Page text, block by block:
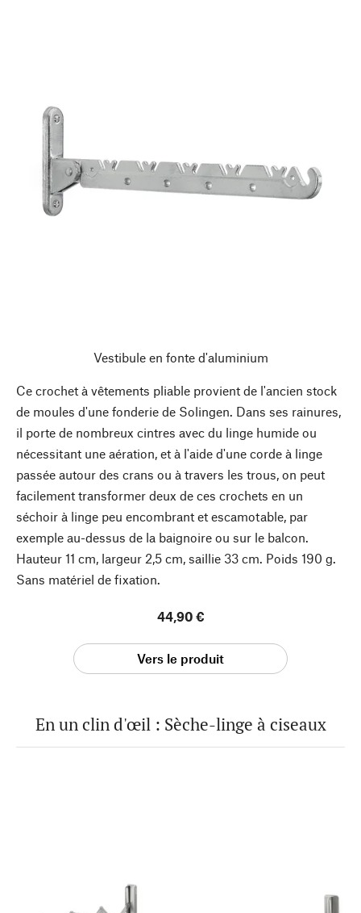
Vestibule en fonte d'aluminium
Ce crochet à vêtements pliable provient de l'ancien stock
de moules d'une fonderie de Solingen. Dans ses rainures,
il porte de nombreux cintres avec du linge humide ou
nécessitant une aération, et à l'aide d'une corde à linge
passée autour des crans ou à travers les trous, on peut
facilement transformer deux de ces crochets en un
séchoir à linge peu encombrant et escamotable, par
exemple au-dessus de la baignoire ou sur le balcon.
Hauteur 11 cm, largeur 2,5 cm, saillie 33 cm. Poids 190 g.
Sans matériel de fixation.
44,90 €
Vers le produit
En un clin d'œil : Sèche-linge à ciseaux